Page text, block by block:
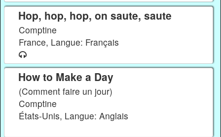
Hop, hop, hop, on saute, saute
Comptine
France, Langue: Français
How to Make a Day
(Comment faire un jour)
Comptine
États-Unis, Langue: Anglais